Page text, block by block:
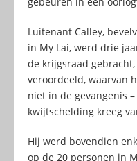
Luitenant Calley,
in My Lai, werd drie
de krijgsraad
veroordeeld, waarvan
niet in de gevangenis
kwijtschelding kreeg
Hij werd bovendien
op de 20 personen in